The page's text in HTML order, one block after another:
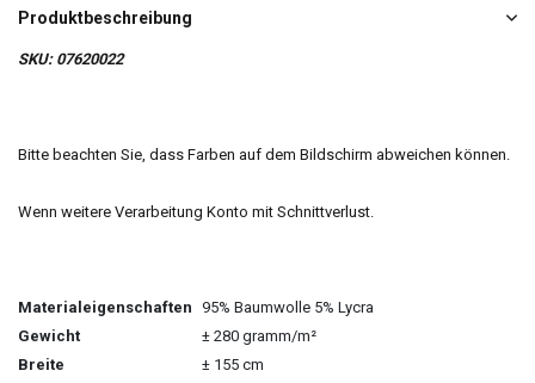
Produktbeschreibung
SKU: 07620022
Bitte beachten Sie, dass Farben auf dem Bildschirm abweichen können.
Wenn weitere Verarbeitung Konto mit Schnittverlust.
Materialeigenschaften 95% Baumwolle 5% Lycra
Gewicht
± 280 gramm/m²
Breite
± 155 cm